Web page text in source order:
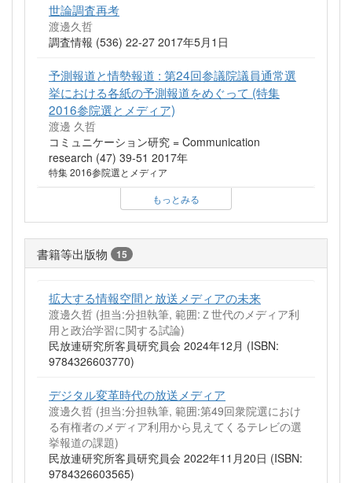
世論調査再考
渡邊久哲
調査情報 (536) 22-27 2017年5月1日
予測報道と情勢報道 : 第24回参議院議員通常選
挙における各紙の予測報道をめぐって (特集
2016参院選とメディア)
渡邊 久哲
コミュニケーション研究 = Communication
research (47) 39-51 2017年
特集 2016参院選とメディア
もっとみる
書籍等出版物 15
拡大する情報空間と放送メディアの未来
渡邊久哲 (担当:分担執筆, 範囲:Ｚ世代のメディア利
用と政治学習に関する試論)
民放連研究所客員研究員会 2024年12月 (ISBN:
9784326603770)
デジタル変革時代の放送メディア
渡邊久哲 (担当:分担執筆, 範囲:第49回衆院選におけ
る有権者のメディア利用から見えてくるテレビの選
挙報道の課題)
民放連研究所客員研究員会 2022年11月20日 (ISBN:
9784326603565)